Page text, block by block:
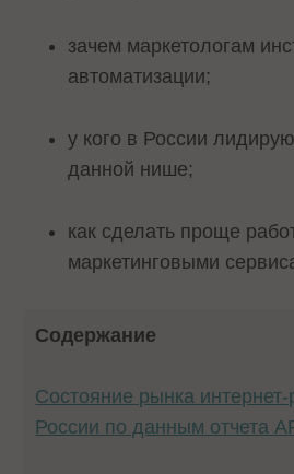
зачем маркетологам
автоматизации;
у кого в России
данной нише;
как сделать проще
маркетинговыми
Содержание
Состояние рынка
России по данным отчета